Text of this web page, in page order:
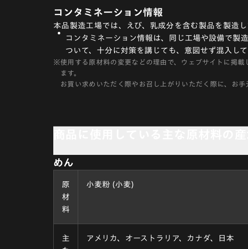
コンタミネーション情報
本品製造工場では、えび、乳成分を含む製品を製造し
コンタミネーション情報は、同じ工場や設備で製
ついて、十分に対策を講じても、意図せず混入し
※使用する原材料の変更などの理由で、ウェブサイトに掲
ます。
お買い求めいただく際やお召し上がりいただく際に、お
めん
原
材
料
小麦粉 (小麦)
主
アメリカ、オーストラリア、カナダ、日本